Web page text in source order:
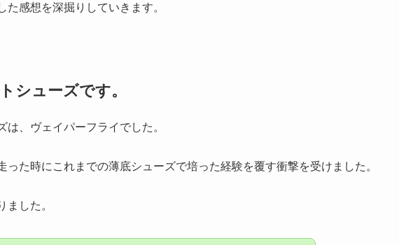
感想を深掘りしていきます。
シューズです。
は、ヴェイパーフライでした。
った時にこれまでの薄底シューズで培った経験を覆す衝撃を受けました。
ました。